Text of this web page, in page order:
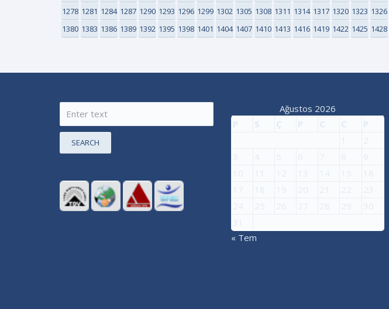
1278 1281 1284 1287 1290 1293 1296 1299 1302 1305 1308 1311 1314 1317 1320 1323 1326
1380 1383 1386 1389 1392 1395 1398 1401 1404 1407 1410 1413 1416 1419 1422 1425 1428
SEARCH
Ağustos 2026
P
S Ç P C C
P
1
2
3
4 5 6 7 8
9
10
11 12 13 14 15
16
17
18 19 20 21 22
23
24
25 26 27 28 29
30
31
« Tem